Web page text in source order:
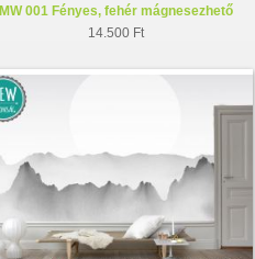
MW 001 Fényes, fehér mágnesezhető
whiteboard fólia
14.500 Ft